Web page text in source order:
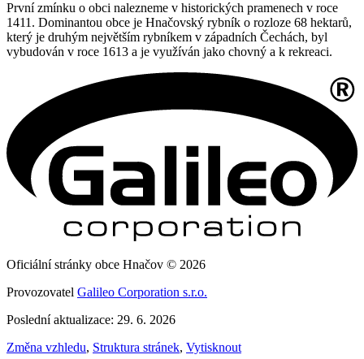
První zmínku o obci nalezneme v historických pramenech v roce
1411. Dominantou obce je Hnačovský rybník o rozloze 68 hektarů,
který je druhým největším rybníkem v západních Čechách, byl
vybudován v roce 1613 a je využíván jako chovný a k rekreaci.
Oficiální stránky obce Hnačov © 2026
Provozovatel Galileo Corporation s.r.o.
Poslední aktualizace: 29. 6. 2026
Změna vzhledu, Struktura stránek, Vytisknout